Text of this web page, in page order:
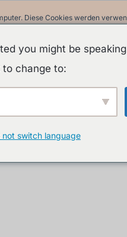
Diese Cookies werden
können. Wir nutzen diese
auf dieser Website und
Besuch dieser Website nicht
werden möchten.
you might be
change to:
not switch language